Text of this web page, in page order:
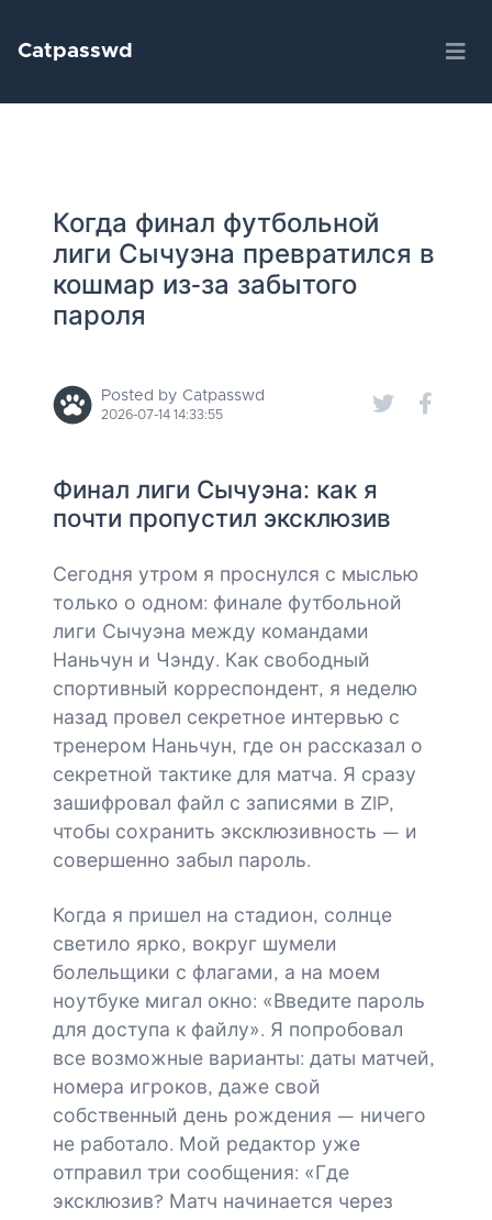
Catpasswd
Когда финал футбольной
лиги Сычуэна превратился в
кошмар из-за забытого
пароля
Posted by Catpasswd
2026-07-14 14:33:55
Финал лиги Сычуэна: как я
почти пропустил эксклюзив
Сегодня утром я проснулся с мыслью
только о одном: финале футбольной
лиги Сычуэна между командами
Наньчун и Чэнду. Как свободный
спортивный корреспондент, я неделю
назад провел секретное интервью с
тренером Наньчун, где он рассказал о
секретной тактике для матча. Я сразу
зашифровал файл с записями в ZIP,
чтобы сохранить эксклюзивность — и
совершенно забыл пароль.
Когда я пришел на стадион, солнце
светило ярко, вокруг шумели
болельщики с флагами, а на моем
ноутбуке мигал окно: «Введите пароль
для доступа к файлу». Я попробовал
все возможные варианты: даты матчей,
номера игроков, даже свой
собственный день рождения — ничего
не работало. Мой редактор уже
отправил три сообщения: «Где
эксклюзив? Матч начинается через